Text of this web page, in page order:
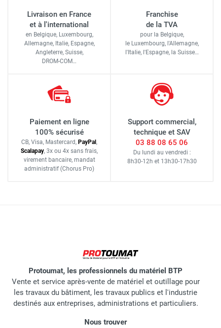
Livraison en France
et à l'international
en Belgique, Luxembourg,
Allemagne, Italie, Espagne,
Angleterre, Suisse,
DROM-COM…
Franchise
de la TVA
pour la Belgique,
le Luxembourg, l'Allemagne,
l'Italie, l'Espagne, la Suisse…
Paiement en ligne
100% sécurisé
CB, Visa, Mastercard, PayPal ,
Scalapay, 3x ou 4x sans frais,
virement bancaire, mandat
administratif (Chorus Pro)
Support commercial,
technique et SAV
03 88 08 65 06
Du lundi au vendredi :
8h30-12h et 13h30-17h30
Protoumat, les professionnels du matériel BTP
Vente et service après-vente de matériel et outillage pour
les travaux du bâtiment, les travaux publics et l'industrie
destinés aux entreprises, administrations et particuliers.
Nous trouver